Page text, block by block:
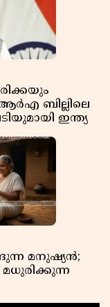
ബില്ലിലെ
ഇന്ത്യ
മനുഷ്യൻ;
മധുരിക്കുന്ന